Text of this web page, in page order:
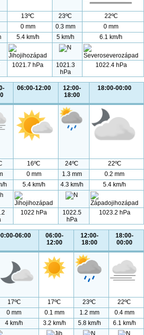
13ºC 23ºC
22ºC
0 mm 0.3 mm
0 mm
5.4 km/h 5 km/h
6.1 km/h
1021.7 hPa
1021.3
hPa
1022.4 hPa
06:00-12:00
12:00-
18:00
18:00-00:00
16ºC 24ºC
22ºC
0 mm 1.3 mm
0.2 mm
h 5.4 km/h 4.3 km/h
5.4 km/h
1022 hPa
1022.5
hPa
1023.2 hPa
06:00
06:00-
12:00
12:00-
18:00
18:00-
00:00
17ºC 17ºC 23ºC
22ºC
0 mm 0.1 mm 1.2 mm
0.4 mm
4 km/h 3.2 km/h 5.8 km/h
6.1 km/h